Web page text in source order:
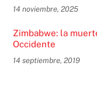
14 noviembre, 2025
Zimbabwe: la
Occidente
14 septiembre, 2019